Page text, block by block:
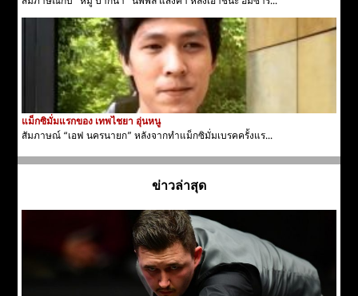
แม็กซิมั่มแรกของ เทพไชยา อุ่นหนู
สัมภาษณ์ “เอฟ นครนายก” หลังจากทำแม็กซิมั่มเบรคครั้งแร...
ข่าวล่าสุด